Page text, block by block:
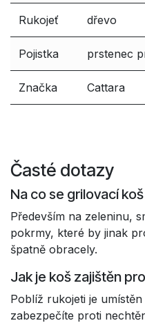
Rukojeť dřevo
Pojistka prstenec
Značka Cattara
Časté dotazy
Na co se grilovací
Především na zeleninu,
pokrmy, které by jinak
špatně obracely.
Jak je koš zajištěn
Poblíž rukojeti je
zabezpečíte proti